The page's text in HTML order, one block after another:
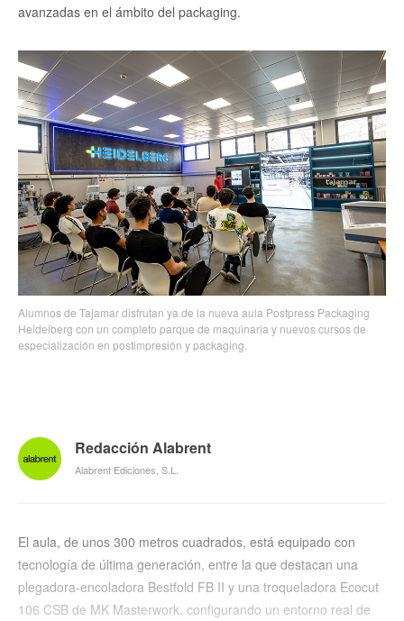
avanzadas en el ámbito del packaging.
Alumnos de Tajamar disfrutan ya de la nueva aula Postpress Packaging
Heidelberg con un completo parque de maquinaria y nuevos cursos de
especialización en postimpresión y packaging.
Redacción Alabrent
Alabrent Ediciones, S.L.
El aula, de unos 300 metros cuadrados, está equipado con
tecnología de última generación, entre la que destacan una
plegadora-encoladora Bestfold FB II y una troqueladora Ecocut
106 CSB de MK Masterwork, configurando un entorno real de